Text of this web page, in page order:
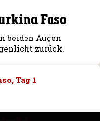
Faso
beiden Augen
zurück.
Tag 1